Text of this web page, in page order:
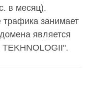
в месяц).
занимает
является